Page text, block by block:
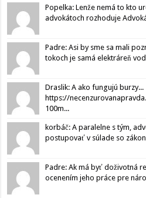
Popelka: Lenže nemá to kto
advokátoch rozhoduje
Padre: Asi by sme sa mali
tokoch je samá elektráreň
Draslik: A ako fungujú burzy...
https://
100m...
korbáč: A paralelne s tým,
postupovať v súlade so
Padre: Ak má byť doživotná
ocenením jeho práce pre